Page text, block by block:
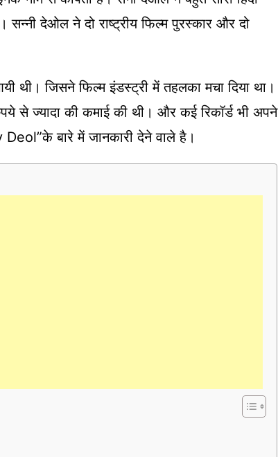
सन्नी देओल ने दो राष्ट्रीय फिल्म पुरस्कार और दो
थी। जिसने फिल्म इंडस्ट्री में तहलका मचा दिया था।
से ज्यादा की कमाई की थी। और कई रिकॉर्ड भी अपने
बारे में जानकारी देने वाले है।